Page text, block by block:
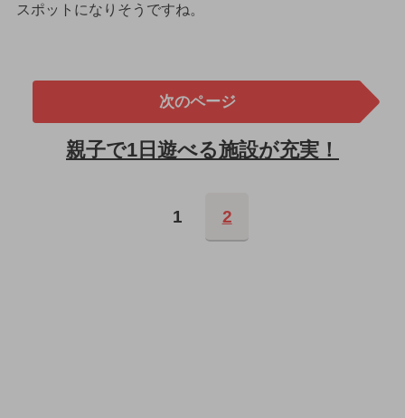
スポットになりそうですね。
次のページ
親子で1日遊べる施設が充実！
1 2